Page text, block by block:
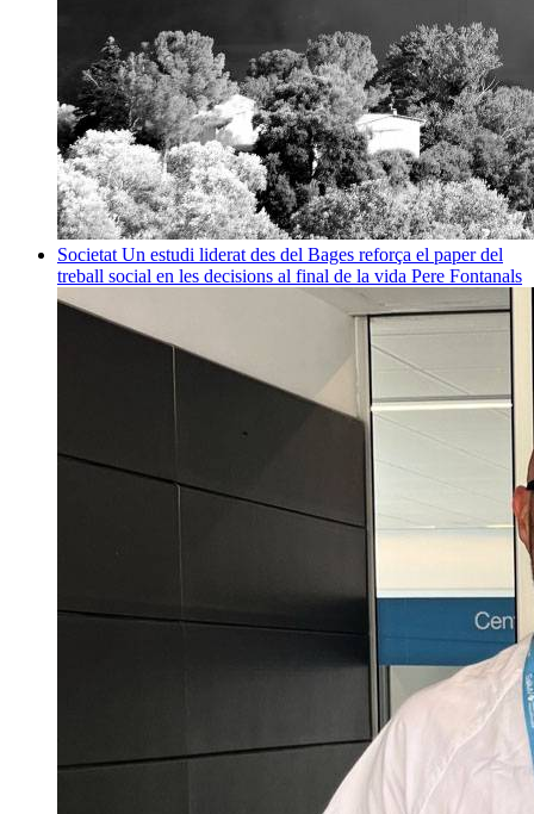
Societat Un estudi liderat des del Bages reforça el paper del
treball social en les decisions al final de la vida Pere Fontanals